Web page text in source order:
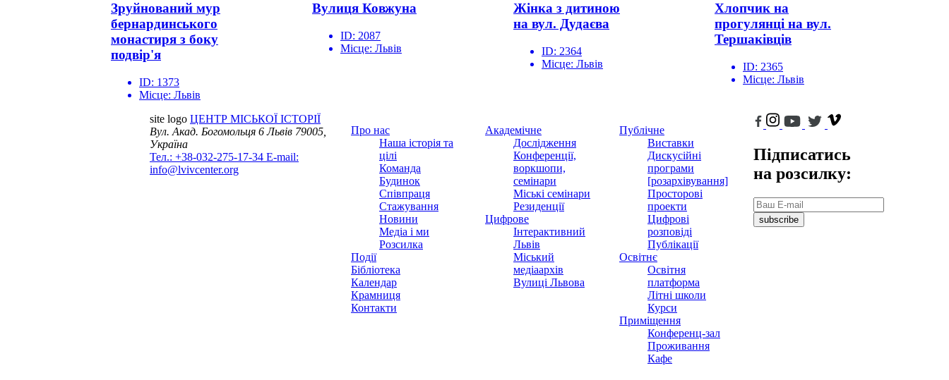
Зруйнований мур
бернардинського
монастиря з боку
подвір'я
ID: 1373
Місце: Львів
Вулиця Ковжуна
ID: 2087
Місце: Львів
Жінка з дитиною
на вул. Дудаєва
ID: 2364
Місце: Львів
Хлопчик на
прогулянці на вул.
Тершаківців
ID: 2365
Місце: Львів
site logo ЦЕНТР МІСЬКОЇ ІСТОРІЇ
Вул. Акад. Богомольця 6Львів 79005,
Україна
Тел.: +38-032-275-17-34 E-mail:
info@lvivcenter.org
Про нас
Наша історія та
цілі
Команда
Будинок
Співпраця
Стажування
Новини
Медіа і ми
Розсилка
Події
Бібліотека
Календар
Крамниця
Контакти
Академічне
Дослідження
Конференції,
воркшопи,
семінари
Міські семінари
Резиденції
Цифрове
Інтерактивний
Львів
Міський
медіаархів
Вулиці Львова
Публічне
Виставки
Дискусійні
програми
[розархівування]
Просторові
проекти
Цифрові
розповіді
Публікації
Освітнє
Освітня
платформа
Літні школи
Курси
Приміщення
Конференц-зал
Проживання
Кафе
Підписатись
на розсилку:
subscribe